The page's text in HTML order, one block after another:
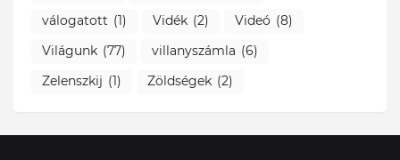
válogatott (1) Vidék (2) Videó (8)
Világunk (77) villanyszámla (6)
Zelenszkij (1) Zöldségek (2)